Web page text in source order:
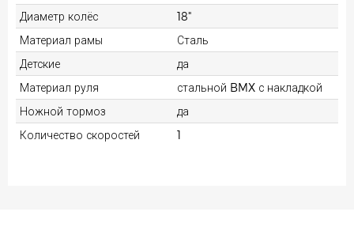
Диаметр колёс
18"
Материал рамы
Сталь
Детские
да
Материал руля
стальной BMX с накладкой
Ножной тормоз
да
Количество скоростей
1